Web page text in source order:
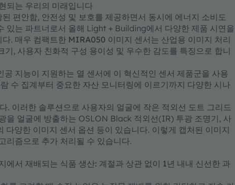
되는 우리의 미래입니다
편안함, 안전성 및 보호를 제공하면서 동시에 에너지 소비도
있는 파트너로서 올해 Light + Building에서 다양한 제품 시연을
. 매우 컴팩트한 MIRA050 이미지 센서는 산업용 이미지 처리
, 사용자 친화적 구성 용이성 및 우수한 감도를 특징으로 합니
지능이 지원하는 열 센서에 이 혁신적인 센서 제품군을 사용
수 집계부터 중요한 자산 모니터링에 이르기까지 다양한 시나
이러한 솔루션으로 사용자의 얼굴에 작은 적외선 도트 그리드
을 얼굴에 방출하는 OSLON Black 적외선(IR) 투광 조명기, 사
양한 이미지 센서 옵션 등이 있습니다. 이렇게 캡처된 이미지
리즘으로 추가 처리될 수 있습니다.
서 재배되는 식품 생산: 계절과 상관 없이 1년 내내 신선한 과